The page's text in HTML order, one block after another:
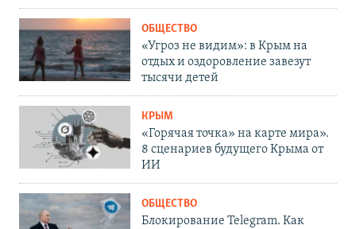
ОБЩЕСТВО
«Угроз не видим»: в Крым на
отдых и оздоровление завезут
тысячи детей
КРЫМ
«Горячая точка» на карте мира».
8 сценариев будущего Крыма от
ИИ
ОБЩЕСТВО
Блокирование Telegram. Как